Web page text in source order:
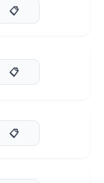
📋
📋
📋